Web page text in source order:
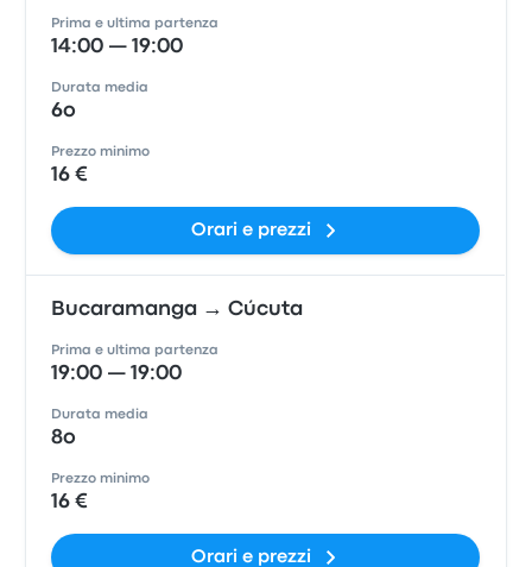
Prima e ultima partenza
14:00 — 19:00
Durata media
6o
Prezzo minimo
16 €
Orari e prezzi
Bucaramanga → Cúcuta
Prima e ultima partenza
19:00 — 19:00
Durata media
8o
Prezzo minimo
16 €
Orari e prezzi